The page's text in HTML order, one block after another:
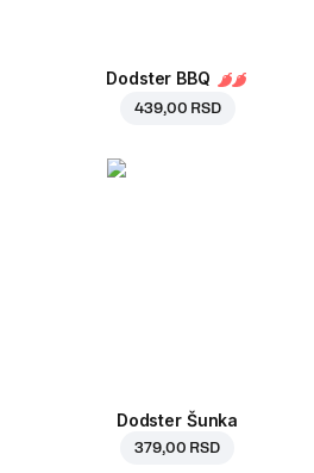
Dodster BBQ
439,00 RSD
Dodster Šunka
379,00 RSD